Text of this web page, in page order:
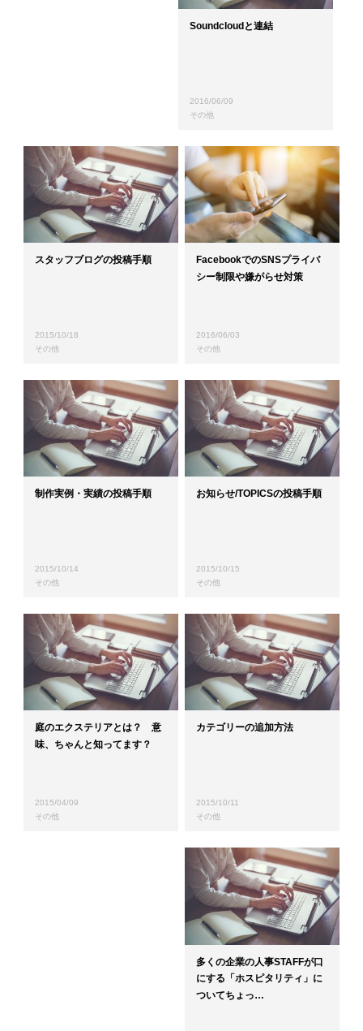
Soundcloudと連結
2016/06/09
その他
FacebookでのSNSプライバ
シー制限や嫌がらせ対策
2016/06/03
その他
スタッフブログの投稿手順
2015/10/18
その他
お知らせ/TOPICSの投稿手順
2015/10/15
その他
制作実例・実績の投稿手順
2015/10/14
その他
カテゴリーの追加方法
2015/10/11
その他
庭のエクステリアとは？ 意
味、ちゃんと知ってます？
2015/04/09
その他
多くの企業の人事STAFFが口
にする「ホスピタリティ」に
ついてちょっ…